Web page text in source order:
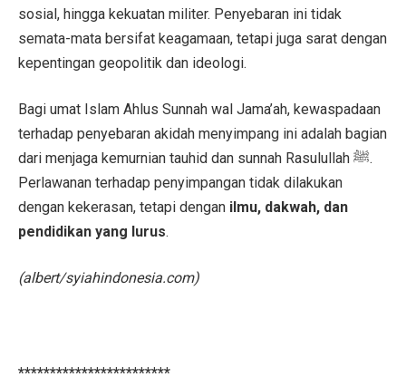
sosial, hingga kekuatan militer. Penyebaran ini tidak
semata-mata bersifat keagamaan, tetapi juga sarat dengan
kepentingan geopolitik dan ideologi.
Bagi umat Islam Ahlus Sunnah wal Jama’ah, kewaspadaan
terhadap penyebaran akidah menyimpang ini adalah bagian
dari menjaga kemurnian tauhid dan sunnah Rasulullah ﷺ.
Perlawanan terhadap penyimpangan tidak dilakukan
dengan kekerasan, tetapi dengan ilmu, dakwah, dan
pendidikan yang lurus.
(albert/syiahindonesia.com)
************************